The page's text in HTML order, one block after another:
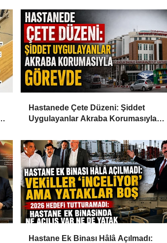
Hastanede Çete Düzeni: Şiddet
Uygulayanlar Akraba Korumasıyla
Hastane Ek Binası Hâlâ Açılmadı: